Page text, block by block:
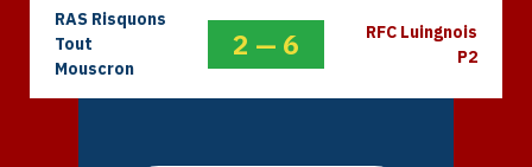
RAS Risquons
Tout
Mouscron
2 — 6
RFC Luingnois
P2